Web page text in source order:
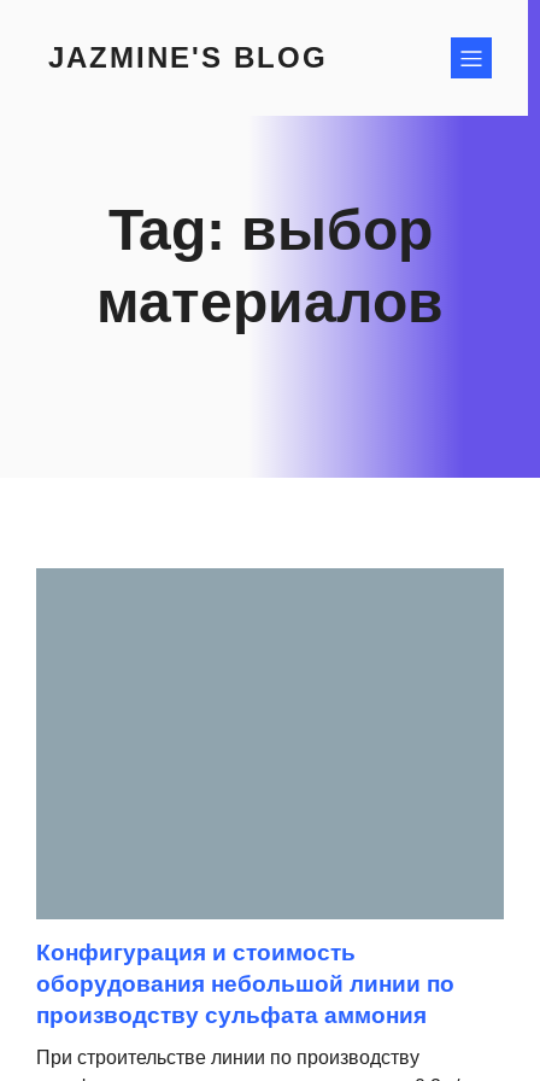
contentJAZMINE'S BLOG
Tag: выбор
материалов
Конфигурация и стоимость
оборудования небольшой линии по
производству сульфата аммония
При строительстве линии по производству